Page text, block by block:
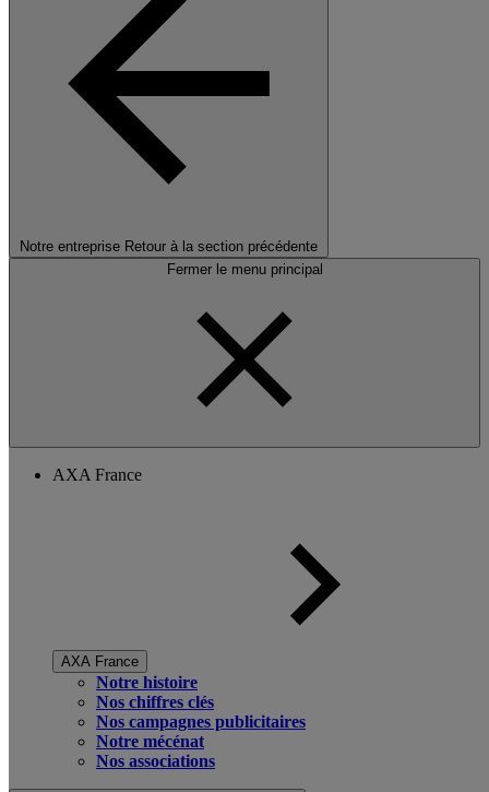
Notre entreprise Retour à la section précédente
Fermer le menu principal
AXA France
AXA France
Notre histoire
Nos chiffres clés
Nos campagnes publicitaires
Notre mécénat
Nos associations